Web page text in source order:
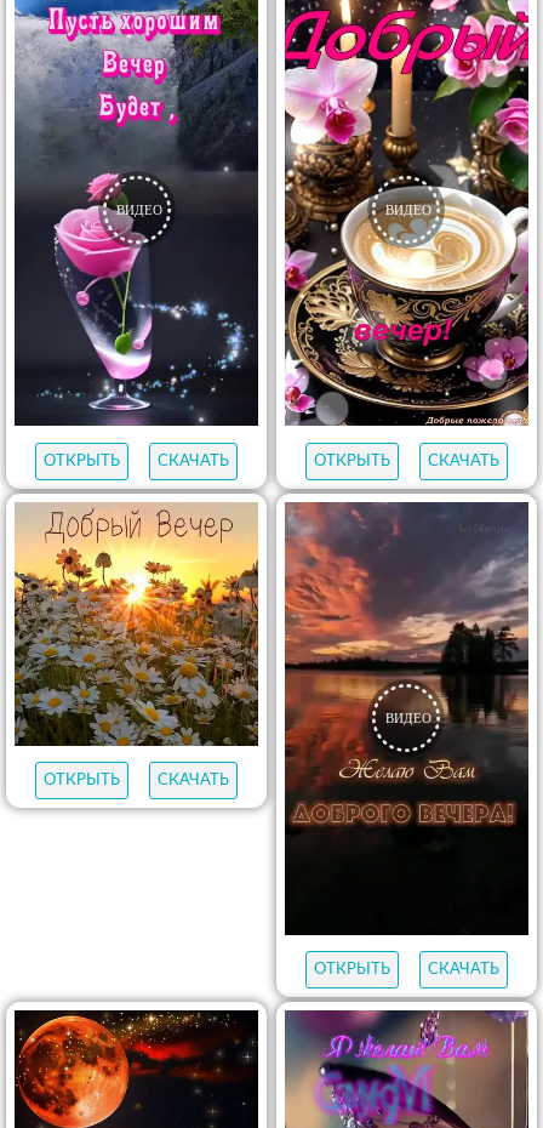
ОТКРЫТЬ СКАЧАТЬ ОТКРЫТЬ СКАЧАТЬ
ОТКРЫТЬ СКАЧАТЬ
ОТКРЫТЬ СКАЧАТЬ